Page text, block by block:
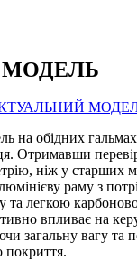
МОДЕЛЬ
на обідних
Отримавши
ніж у старших
раму з
та легкою
впливає на
загальну вагу та
покриття.